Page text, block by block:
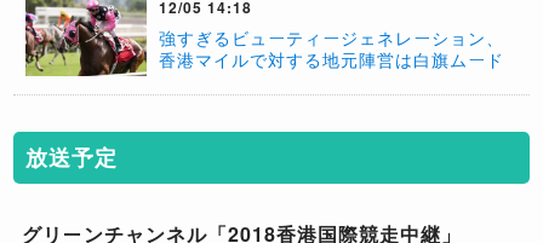
12/05 14:18
強すぎるビューティージェネレーション、
香港マイルで対する地元陣営は白旗ムード
放送予定
グリーンチャンネル「2018香港国際競走中継」